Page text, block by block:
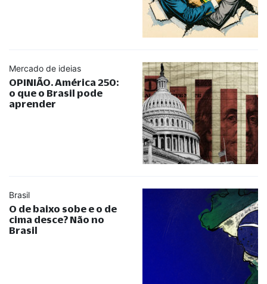
Mercado de ideias
OPINIÃO. América 250:
o que o Brasil pode
aprender
Brasil
O de baixo sobe e o de
cima desce? Não no
Brasil